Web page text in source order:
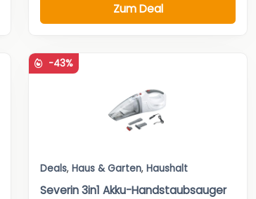
Zum Deal
-43%
Deals, Haus & Garten, Haushalt
Severin 3in1 Akku-Handstaubsauger